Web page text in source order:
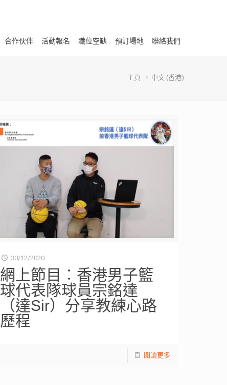
合作伙伴 活動報名 職位空缺 預訂場地 聯絡我們
主頁 中文 (香港)
30/12/2020
網上節目︰香港男子籃
球代表隊球員宗銘達
（達Sir）分享教練心路
歷程
閱讀更多